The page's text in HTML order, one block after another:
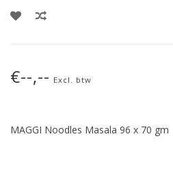
€--,-- Excl. btw
MAGGI Noodles Masala 96 x 70 gm